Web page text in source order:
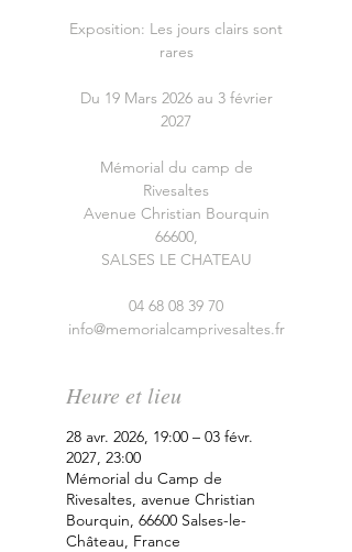
Exposition: Les jours clairs sont
rares
Du 19 Mars 2026 au 3 février
2027
Mémorial du camp de
Rivesaltes
Avenue Christian Bourquin
66600,
SALSES LE CHATEAU
04 68 08 39 70
info@memorialcamprivesaltes.fr
Heure et lieu
28 avr. 2026, 19:00 – 03 févr.
2027, 23:00
Mémorial du Camp de
Rivesaltes, avenue Christian
Bourquin, 66600 Salses-le-
Château, France